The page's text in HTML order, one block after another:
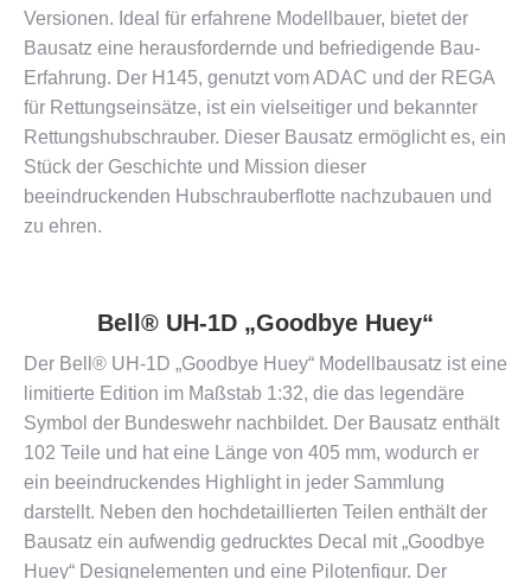
Versionen. Ideal für erfahrene Modellbauer, bietet der
Bausatz eine herausfordernde und befriedigende Bau-
Erfahrung. Der H145, genutzt vom ADAC und der REGA
für Rettungseinsätze, ist ein vielseitiger und bekannter
Rettungshubschrauber. Dieser Bausatz ermöglicht es, ein
Stück der Geschichte und Mission dieser
beeindruckenden Hubschrauberflotte nachzubauen und
zu ehren​​.
Bell® UH-1D „Goodbye Huey“
Der Bell® UH-1D „Goodbye Huey“ Modellbausatz ist eine
limitierte Edition im Maßstab 1:32, die das legendäre
Symbol der Bundeswehr nachbildet. Der Bausatz enthält
102 Teile und hat eine Länge von 405 mm, wodurch er
ein beeindruckendes Highlight in jeder Sammlung
darstellt. Neben den hochdetaillierten Teilen enthält der
Bausatz ein aufwendig gedrucktes Decal mit „Goodbye
Huey“ Designelementen und eine Pilotenfigur. Der